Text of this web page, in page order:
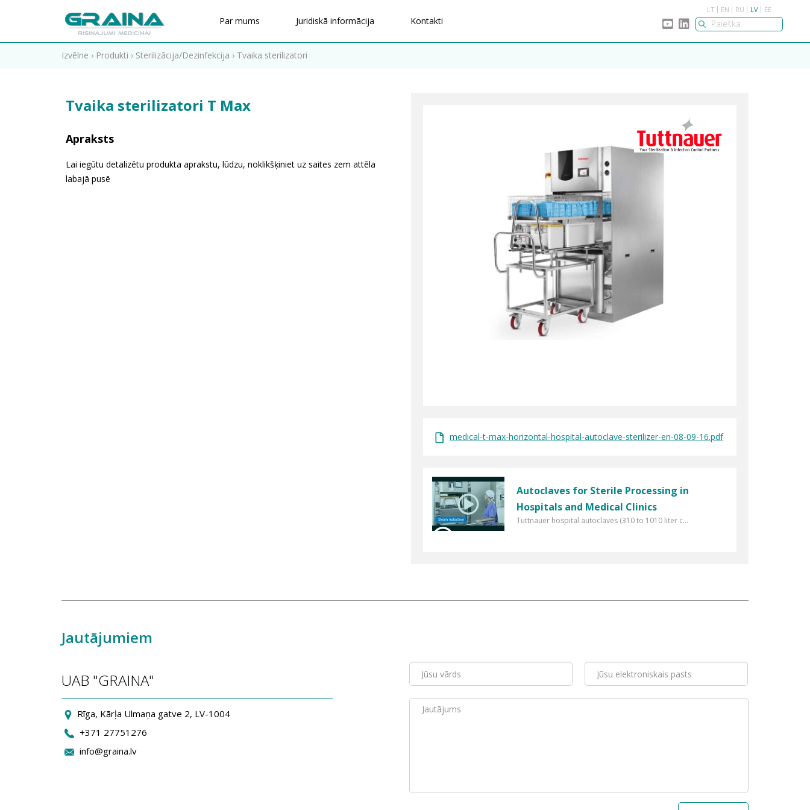
Par mums Juridiskā informācija Kontakti
LT EN RU LV EE
Izvēlne › Produkti › Sterilizācija/Dezinfekcija › Tvaika sterilizatori
Tvaika sterilizatori T Max
Apraksts
Lai iegūtu detalizētu produkta aprakstu, lūdzu, noklikšķiniet uz saites zem attēla
labajā pusē
medical-t-max-horizontal-hospital-autoclave-sterilizer-en-08-09-16.pdf
Autoclaves for Sterile Processing in
Hospitals and Medical Clinics
Tuttnauer hospital autoclaves (310 to 1010 liter c...
Jautājumiem
UAB "GRAINA"
Rīga, Kārļa Ulmaņa gatve 2, LV-1004
+371 27751276
info@graina.lv